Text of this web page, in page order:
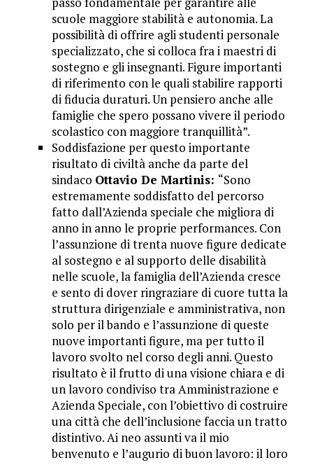
scuole maggiore stabilità e autonomia. La
possibilità di offrire agli studenti personale
specializzato, che si colloca fra i maestri di
sostegno e gli insegnanti. Figure importanti
di riferimento con le quali stabilire rapporti
di fiducia duraturi. Un pensiero anche alle
famiglie che spero possano vivere il periodo
scolastico con maggiore tranquillità”.
Soddisfazione per questo importante
risultato di civiltà anche da parte del
sindaco Ottavio De Martinis: “Sono
estremamente soddisfatto del percorso
fatto dall’Azienda speciale che migliora di
anno in anno le proprie performances. Con
l’assunzione di trenta nuove figure dedicate
al sostegno e al supporto delle disabilità
nelle scuole, la famiglia dell’Azienda cresce
e sento di dover ringraziare di cuore tutta la
struttura dirigenziale e amministrativa, non
solo per il bando e l’assunzione di queste
nuove importanti figure, ma per tutto il
lavoro svolto nel corso degli anni. Questo
risultato è il frutto di una visione chiara e di
un lavoro condiviso tra Amministrazione e
Azienda Speciale, con l’obiettivo di costruire
una città che dell’inclusione faccia un tratto
distintivo. Ai neo assunti va il mio
benvenuto e l’augurio di buon lavoro: il loro